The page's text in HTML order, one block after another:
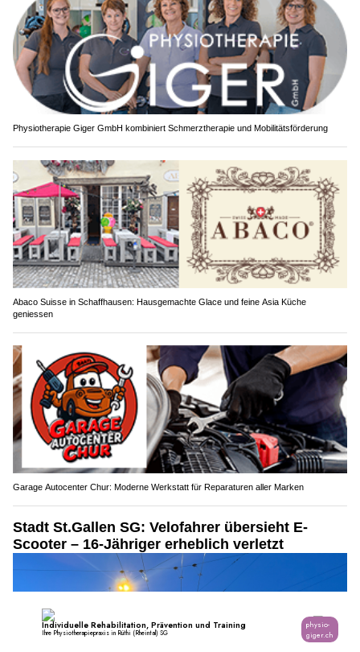
Physiotherapie Giger GmbH kombiniert Schmerztherapie und Mobilitätsförderung
Abaco Suisse in Schaffhausen: Hausgemachte Glace und feine Asia Küche
geniessen
Garage Autocenter Chur: Moderne Werkstatt für Reparaturen aller Marken
Stadt St.Gallen SG: Velofahrer übersieht E-
Scooter – 16-Jähriger erheblich verletzt